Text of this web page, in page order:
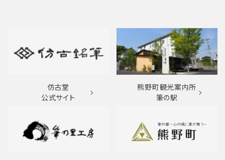
仿古堂
公式サイト
熊野町観光案内所
筆の駅